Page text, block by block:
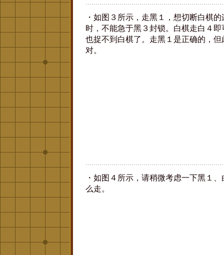
・如图３所示，走黑１，想切断白棋
时，不能急于黑３封锁。白棋走白４即
也捉不到白棋了。走黑１是正确的，但
对。
・如图４所示，请稍微考虑一下黑１
么走。